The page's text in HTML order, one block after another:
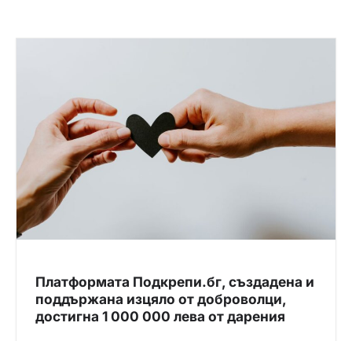
Платформата Подкрепи.бг, създадена и
поддържана изцяло от доброволци,
достигна 1 000 000 лева от дарения